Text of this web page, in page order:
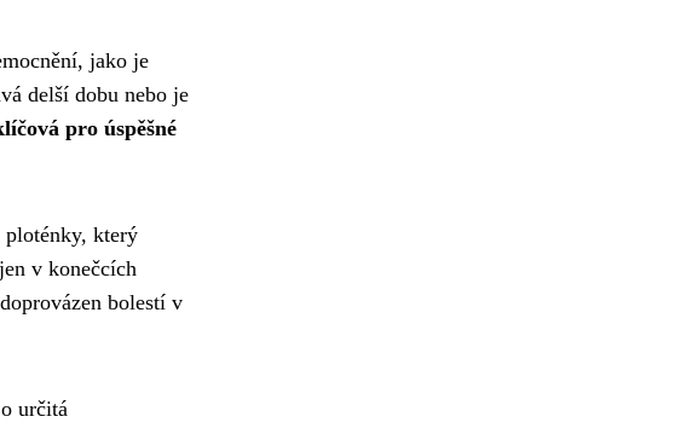
jako je
delší dobu nebo je
pro úspěšné
ploténky, který
v konečcích
bolestí v
určitá